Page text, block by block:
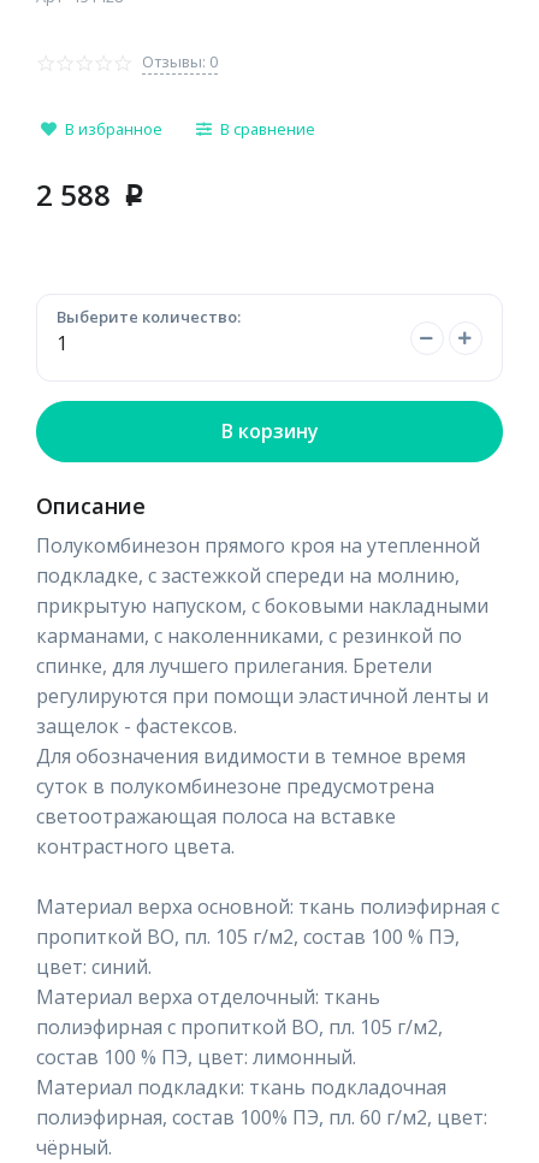
Отзывы: 0
В избранное В сравнение
2 588 p
Выберите количество:
В корзину
Описание
Полукомбинезон прямого кроя на утепленной
подкладке, с застежкой спереди на молнию,
прикрытую напуском, с боковыми накладными
карманами, с наколенниками, с резинкой по
спинке, для лучшего прилегания. Бретели
регулируются при помощи эластичной ленты и
защелок - фастексов.
Для обозначения видимости в темное время
суток в полукомбинезоне предусмотрена
светоотражающая полоса на вставке
контрастного цвета.
Материал верха основной: ткань полиэфирная с
пропиткой ВО, пл. 105 г/м2, состав 100 % ПЭ,
цвет: синий.
Материал верха отделочный: ткань
полиэфирная с пропиткой ВО, пл. 105 г/м2,
состав 100 % ПЭ, цвет: лимонный.
Материал подкладки: ткань подкладочная
полиэфирная, состав 100% ПЭ, пл. 60 г/м2, цвет:
чёрный.